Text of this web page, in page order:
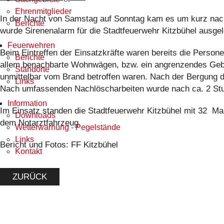
Ehrenmitglieder
Berichte
Feuerwehren
Berichte
Standorte
Links
Information
Downloads
Wetterwarnung - Pegelstände
Links
Kontakt
In der Nacht von Samstag auf Sonntag kam es um kurz
wurde Sirenenalarm für die Stadtfeuerwehr Kitzbühel
Beim Eintreffen der Einsatzkräfte waren bereits die
allem benachbarte Wohnwägen, bzw. ein angrenzendes
unmittelbar vom Brand betroffen waren. Nach der
Nach umfassenden Nachlöscharbeiten wurde nach ca. 2
Im Einsatz standen die Stadtfeuerwehr Kitzbühel mit 32
dem Notarztfahrzeug.
Bericht und Fotos: FF Kitzbühel
ZURÜCK